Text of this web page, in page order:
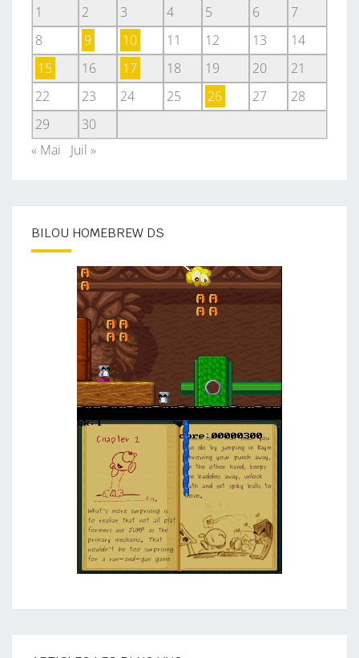
1
2 3 4 5 6
7
8
9 10 11 12 13
14
15
16 17 18 19 20
21
22
23 24 25 26 27
28
29
30
« Mai
Juil »
BILOU HOMEBREW DS